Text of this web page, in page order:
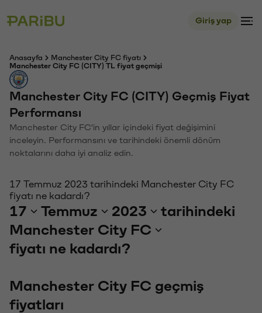
Giriş yap
Anasayfa
Manchester City FC fiyatı
Manchester City FC (CITY) TL fiyat geçmişi
Manchester City FC (CITY) Geçmiş Fiyat
Performansı
Manchester City FC'in yıllar içindeki fiyat değişimini
inceleyin. Performansını ve tarihindeki önemli dönüm
noktalarını daha iyi analiz edin.
17 Temmuz 2023 tarihindeki Manchester City FC
fiyatı ne kadardı?
17 Temmuz 2023
tarihindeki
Manchester City FC
fiyatı ne kadardı?
Manchester City FC geçmiş
fiyatları